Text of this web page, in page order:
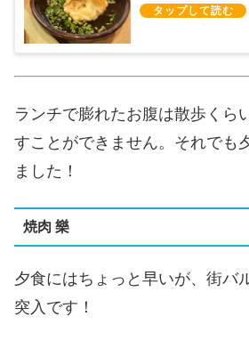
ランチで膨れたお腹は散歩くら
すことができません。それでも
ました！
焼肉 樂
夕食にはちょっと早いが、街バ
突入です！